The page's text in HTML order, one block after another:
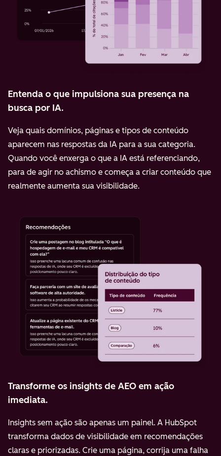
Entenda o que impulsiona sua presença na
busca por IA.
Veja quais domínios, páginas e tipos de conteúdo
aparecem nas respostas da IA para a sua categoria.
Quando você enxerga o que a IA está referenciando,
para de agir no achismo e começa a criar conteúdo que
realmente aumenta sua visibilidade.
Transforme os insights de AEO em ação
imediata.
Insights sem ação são apenas um painel. A HubSpot
transforma dados de visibilidade em recomendações
claras e priorizadas. Crie uma página, corrija uma falha